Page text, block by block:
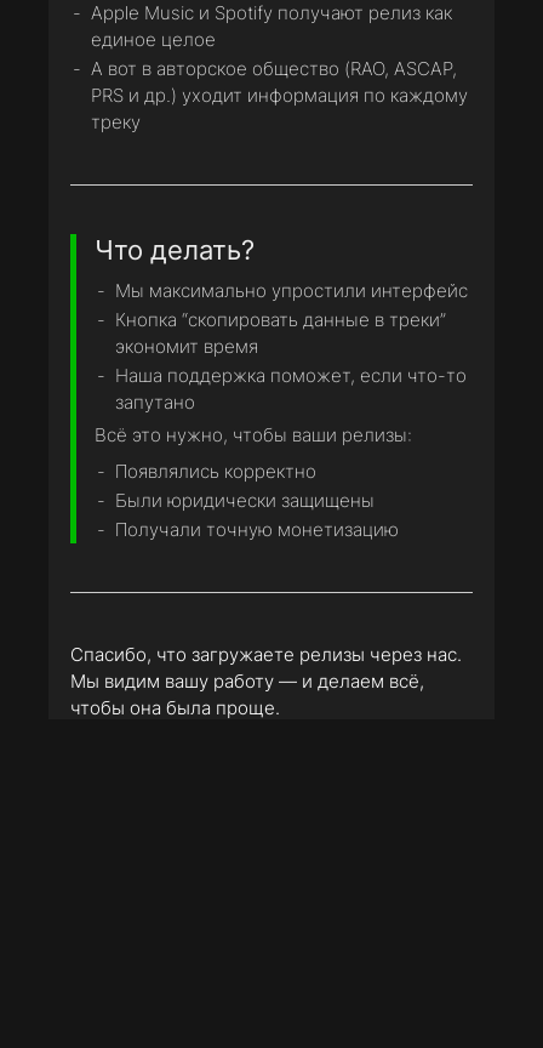
Apple Music и Spotify получают релиз как
единое целое
А вот в авторское общество (RAO, ASCAP,
PRS и др.) уходит информация по каждому
треку
Что делать?
Мы максимально упростили интерфейс
Кнопка “скопировать данные в треки”
экономит время
Наша поддержка поможет, если что-то
запутано
Всё это нужно, чтобы ваши релизы:
Появлялись корректно
Были юридически защищены
Получали точную монетизацию
Спасибо, что загружаете релизы через нас.
Мы видим вашу работу — и делаем всё,
чтобы она была проще.